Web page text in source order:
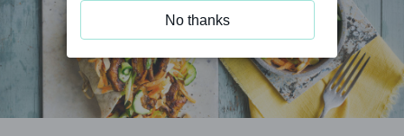
No thanks